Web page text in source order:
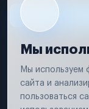
Условия
Вся информация,
Мы
Мы используем
сайта и
пользоваться